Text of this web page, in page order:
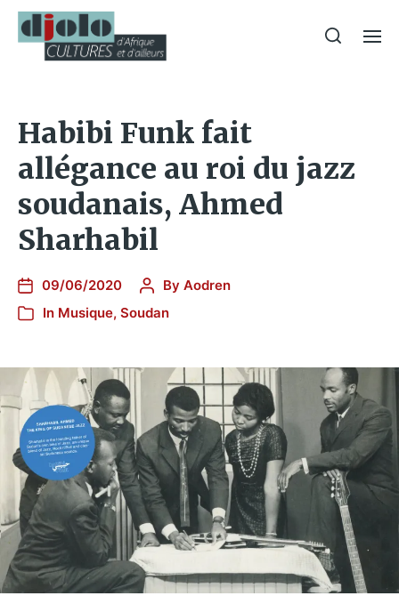
Habibi Funk fait
allégance au roi du jazz
soudanais, Ahmed
Sharhabil
09/06/2020 By Aodren
In Musique, Soudan